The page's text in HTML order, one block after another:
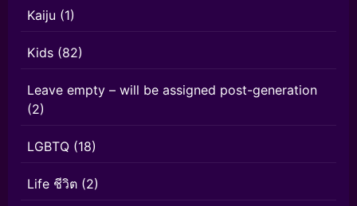
Kaiju (1)
Kids (82)
Leave empty – will be assigned post-generation
(2)
LGBTQ (18)
Life ชีวิต (2)